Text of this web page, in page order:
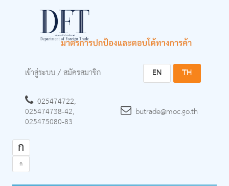
เข้าสู่ระบบ/สมัครสมาชิก EN TH
025474722,
025474738-42,
025475080-83
butrade@moc.go.th
ก
ก